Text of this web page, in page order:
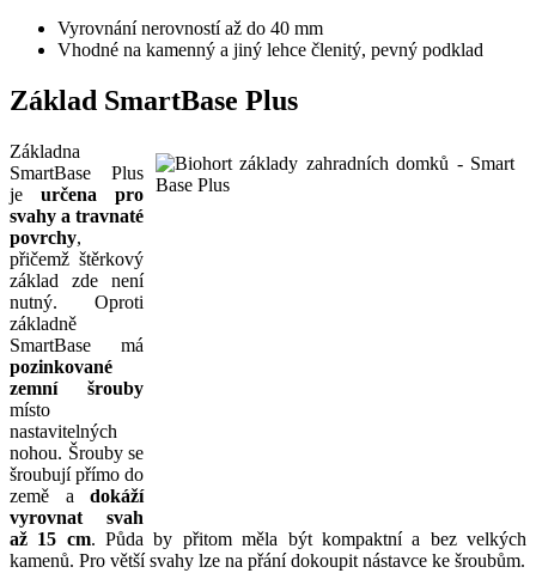
Vyrovnání nerovností až do 40 mm
Vhodné na kamenný a jiný lehce členitý, pevný podklad
Základ SmartBase Plus
Základna
SmartBase Plus
je určena pro
svahy a travnaté
povrchy,
přičemž štěrkový
základ zde není
nutný. Oproti
základně
SmartBase má
pozinkované
zemní šrouby
místo
nastavitelných
nohou. Šrouby se
šroubují přímo do
země a dokáží
vyrovnat svah
až 15 cm. Půda by přitom měla být kompaktní a bez velkých
kamenů. Pro větší svahy lze na přání dokoupit nástavce ke šroubům.